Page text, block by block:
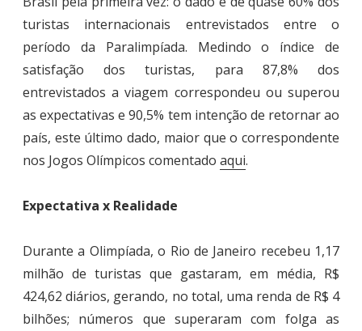
turistas internacionais entrevistados entre o
período da Paralimpíada. Medindo o índice de
satisfação dos turistas, para 87,8% dos
entrevistados a viagem correspondeu ou superou
as expectativas e 90,5% tem intenção de retornar ao
país, este último dado, maior que o correspondente
nos Jogos Olímpicos comentado aqui.
Expectativa x Realidade
Durante a Olimpíada, o Rio de Janeiro recebeu 1,17
milhão de turistas que gastaram, em média, R$
424,62 diários, gerando, no total, uma renda de R$ 4
bilhões; números que superaram com folga as